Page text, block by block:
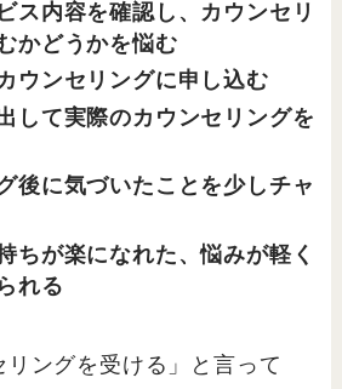
ス内容を確認し、カウンセリ
かどうかを悩む
ウンセリングに申し込む
して実際のカウンセリングを
後に気づいたことを少しチャ
ちが楽になれた、悩みが軽く
れる
ングを受ける」と言って